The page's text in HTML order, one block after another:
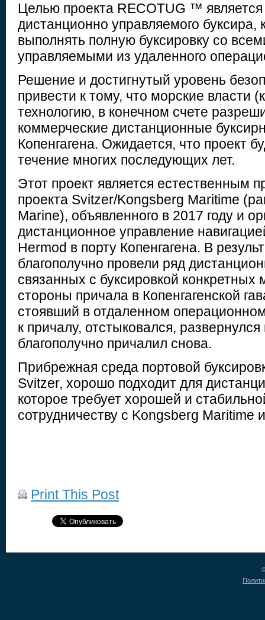
Целью проекта RECOTUG ™ является
дистанционно управляемого буксира,
выполнять полную буксировку со
управляемыми из удаленного
Решение и достигнутый уровень
привести к тому, что морские власти
технологию, в конечном счете
коммерческие дистанционные
Копенгагена. Ожидается, что проект
течение многих последующих лет.
Этот проект является естественным
проекта Svitzer/Kongsberg Maritime
Marine), объявленного в 2017 году и
дистанционное управление
Hermod в порту Копенгагена. В
благополучно провели ряд
связанных с буксировкой
стороны причала в Копенгагенской
стоявший в отдаленном
к причалу, отстыковался,
благополучно причалил снова.
Прибрежная среда портовой
Svitzer, хорошо подходит для
которое требует хорошей и
сотрудничеству с Kongsberg Maritime
Print This Post